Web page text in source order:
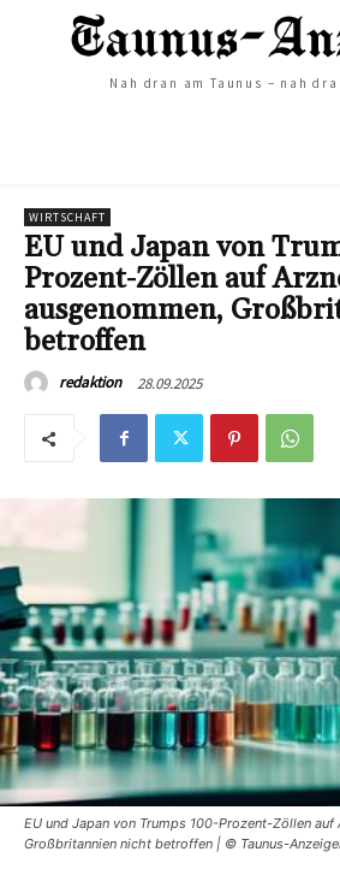
Nah dran am Taunus – nah
WIRTSCHAFT
EU und Japan von
Prozent-Zöllen auf
ausgenommen,
betroffen
redaktion 28.09.2025
EU und Japan von Trumps 100-Prozent-Zöllen
Großbritannien nicht betroffen | © Taunus-